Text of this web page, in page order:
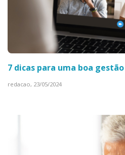
7 dicas para uma boa
redacao, 23/05/2024